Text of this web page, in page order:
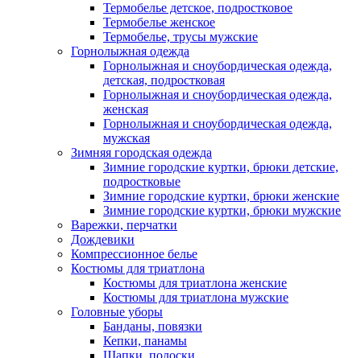
Термобелье детское, подростковое
Термобелье женское
Термобелье, трусы мужские
Горнолыжная одежда
Горнолыжная и сноубордическая одежда,
детская, подростковая
Горнолыжная и сноубордическая одежда,
женская
Горнолыжная и сноубордическая одежда,
мужская
Зимняя городская одежда
Зимние городские куртки, брюки детские,
подростковые
Зимние городские куртки, брюки женские
Зимние городские куртки, брюки мужские
Варежки, перчатки
Дождевики
Компрессионное белье
Костюмы для триатлона
Костюмы для триатлона женские
Костюмы для триатлона мужские
Головные уборы
Банданы, повязки
Кепки, панамы